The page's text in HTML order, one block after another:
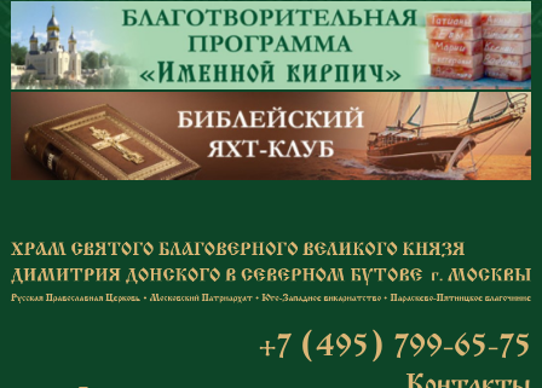
Перейти к основному содержанию
+7 (495) 799-65-75
Контакты